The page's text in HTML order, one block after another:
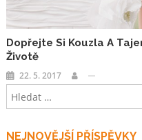
Dopřejte Si Kouzla A
Životě
22. 5. 2017
NEJNOVĚJŠÍ PŘÍSPĚVKY